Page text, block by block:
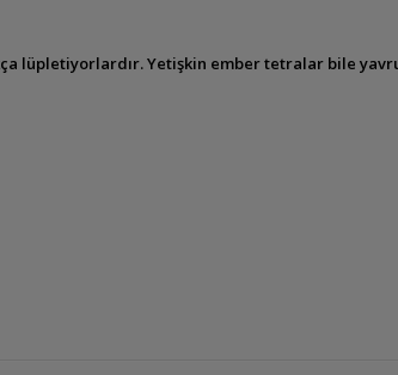
lüpletiyorlardır. Yetişkin ember tetralar bile